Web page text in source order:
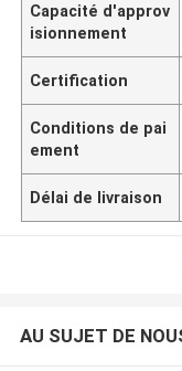
Capacité d'approv
isionnement
Certification
Conditions de pai
ement
Délai de livraison
AU SUJET DE